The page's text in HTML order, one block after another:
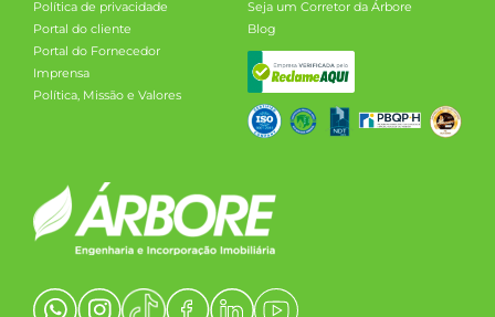
Política de privacidade
Portal do cliente
Portal do Fornecedor
Imprensa
Política, Missão e Valores
Seja um Corretor da Árbore
Blog